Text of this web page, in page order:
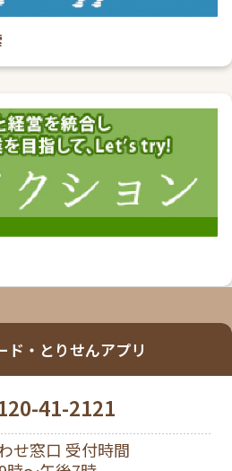
ド・とりせんアプリ
41-2121
せ窓口 受付時間